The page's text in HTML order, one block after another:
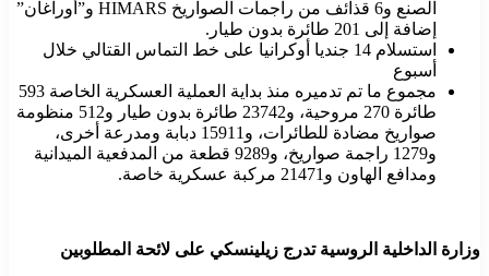
الصنع و6 قذائف من راجمات الصواريخ HIMARS و”أوراغان”
إضافة إلى 201 طائرة بدون طيار.
استسلام 14 جنديا أوكرانيا على خط التماس القتالي خلال
أسبوع
مجموع ما تم تدميره منذ بداية العملية العسكرية الخاصة 593
طائرة 270 مروحية، و23742 طائرة بدون طيار و512 منظومة
صواريخ مضادة للطائرات، و15911 دبابة ومدرعة أخرى،
و1279 راجمة صواريخ، و9289 قطعة من المدفعية الميدانية
ومدافع الهاون و21471 مركبة عسكرية خاصة.
وزارة الداخلية الروسية تدرج زيلينسكي على لائحة المطلوبين